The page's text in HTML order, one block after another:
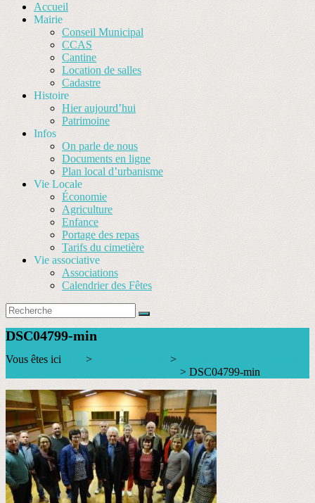
Accueil
Mairie
Conseil Municipal
CCAS
Cantine
Location de salles
Cadastre
Histoire
Hier aujourd’hui
Patrimoine
Infos
On parle de nous
Documents en ligne
Plan local d’urbanisme
Vie Locale
Économie
Agriculture
Enfance
Portage des repas
Tarifs du cimetière
Vie associative
Associations
Calendrier des Fêtes
DSC04799-min
Vous êtes ici > >
> DSC04799-min